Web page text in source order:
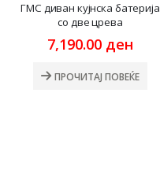
ГМС диван кујнска батерија
со две црева
7,190.00 ден
ПРОЧИТАЈ ПОВЕЌЕ